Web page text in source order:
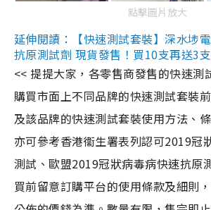
點擊圖片放大
延伸閱讀：【快速測試套裝】深水埗
抗原測試劑 現貨發售！買10支再送3
<< 提提大家，各零售商發售的快速測
購買市面上不同品牌的快速測試套裝
及該品牌的快速測試套裝使用方法、
亦可參考香港衞生署表列認可2019冠
測試、歐盟2019冠狀病毒病快速抗原
買前留意訂購平台的使用條款及細則